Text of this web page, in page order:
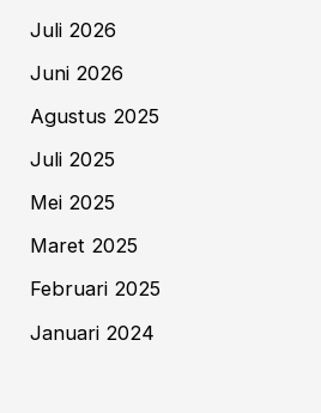
Juli 2026
Juni 2026
Agustus 2025
Juli 2025
Mei 2025
Maret 2025
Februari 2025
Januari 2024